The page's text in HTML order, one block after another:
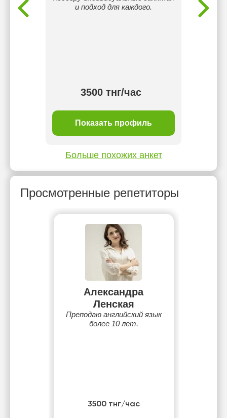
и подход для каждого.
3500 тнг/час
Показать профиль
Больше похожих анкет
Просмотренные репетиторы
Александра
Ленская
Преподаю английский язык
более 10 лет.
3500 тнг/час